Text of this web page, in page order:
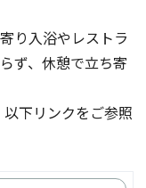
り入浴やレストラ
ず、休憩で立ち寄
下リンクをご参照